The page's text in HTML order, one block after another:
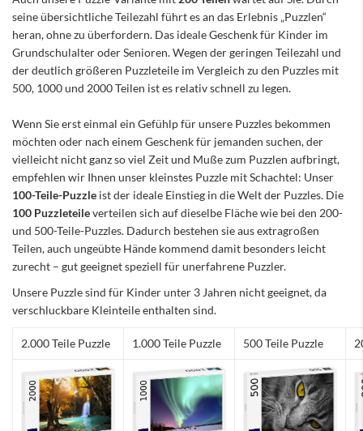
seine übersichtliche Teilezahl führt es an das Erlebnis „Puzzlen“
heran, ohne zu überfordern. Das ideale Geschenk für Kinder im
Grundschulalter oder Senioren. Wegen der geringen Teilezahl und
der deutlich größeren Puzzleteile im Vergleich zu den Puzzles mit
500, 1000 und 2000 Teilen ist es relativ schnell zu legen.
Wenn Sie erst einmal ein Gefühlp für unsere Puzzles bekommen
möchten oder nach einem Geschenk für jemanden suchen, der
vielleicht nicht ganz so viel Zeit und Muße zum Puzzlen aufbringt,
empfehlen wir Ihnen unser kleinstes Puzzle mit Schachtel: Unser
100-Teile-Puzzle ist der ideale Einstieg in die Welt der Puzzles. Die
100 Puzzleteileverteilen sich auf dieselbe Fläche wie bei den 200-
und 500-Teile-Puzzles. Dadurch bestehen sie aus extragroßen
Teilen, auch ungeübte Hände kommend damit besonders leicht
zurecht – gut geeignet speziell für unerfahrene Puzzler.
Unsere Puzzle sind für Kinder unter 3 Jahren nicht geeignet, da
verschluckbare Kleinteile enthalten sind.
2.000 Teile Puzzle 1.000 Teile Puzzle 500 Teile Puzzle